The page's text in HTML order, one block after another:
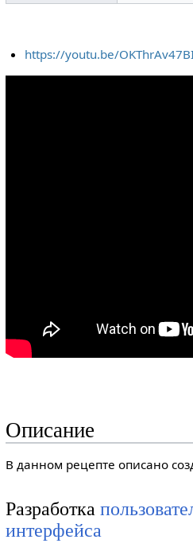
https://youtu.be/
Описание
В данном рецепте описано
Разработка
интерфейса